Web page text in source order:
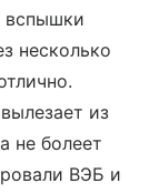
вспышки
несколько
из
не болеет
ВЭБ и